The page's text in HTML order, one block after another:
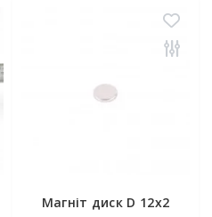
Магніт диск D 12x2